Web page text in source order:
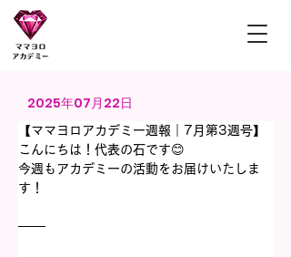
2025年07月22日
【ママヨロアカデミー週報｜7月第3週号】
こんにちは！代表の石です😊
今週もアカデミーの活動をお届けいたしま
す！
───